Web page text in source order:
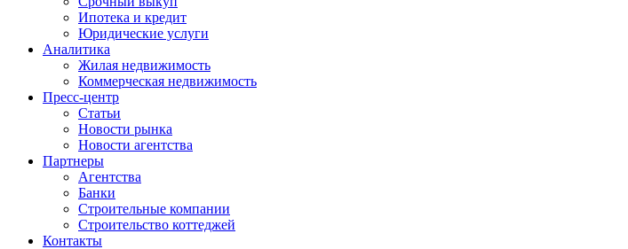
Ипотека и кредит
Юридические услуги
Аналитика
Жилая недвижимость
Коммерческая недвижимость
Пресс-центр
Статьи
Новости рынка
Новости агентства
Партнеры
Агентства
Банки
Строительные компании
Строительство коттеджей
Контакты